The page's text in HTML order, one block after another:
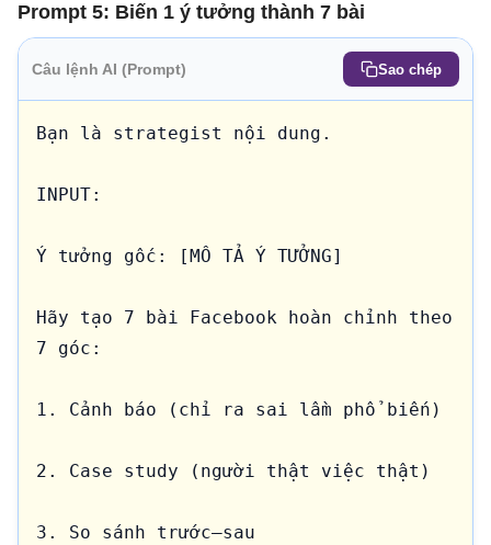
Prompt 5: Biến 1 ý tưởng thành 7 bài
Câu lệnh AI (Prompt) Sao chép
Bạn là strategist nội dung.
INPUT:
Ý tưởng gốc: [MÔ TẢ Ý TƯỞNG]
Hãy tạo 7 bài Facebook hoàn chỉnh theo
7 góc:
1. Cảnh báo (chỉ ra sai lầm phổ biến)
2. Case study (người thật việc thật)
3. So sánh trước–sau